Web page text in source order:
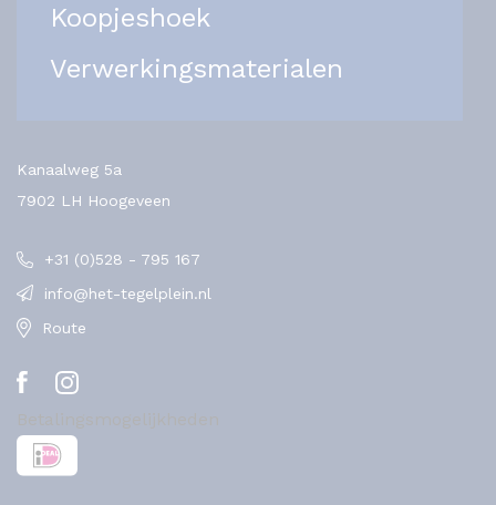
Koopjeshoek
Verwerkingsmaterialen
Kanaalweg 5a
7902 LH Hoogeveen
+31 (0)528 - 795 167
info@het-tegelplein.nl
Route